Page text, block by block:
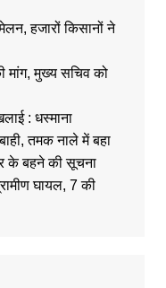
हजारों किसानों ने
मांग, मुख्य सचिव को
: धस्माना
तमक नाले में बहा
के बहने की सूचना
घायल, 7 की